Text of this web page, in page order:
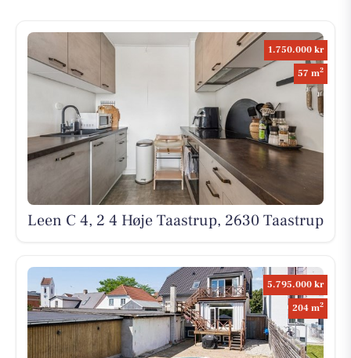
1.750.000 kr
57 m2
Leen C 4, 2 4 Høje Taastrup, 2630 Taastrup
5.795.000 kr
204 m2